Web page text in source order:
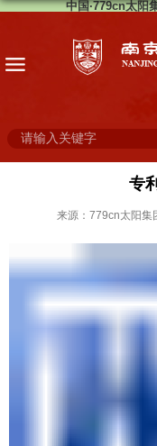
中国·779cn太阳
专
来源：779cn太阳集